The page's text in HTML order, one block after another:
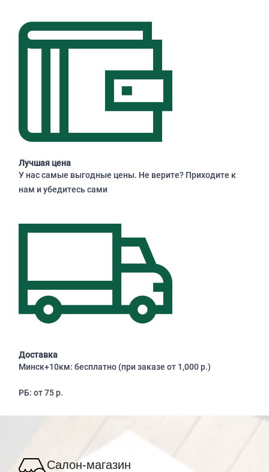
Лучшая цена
У нас самые выгодные цены. Не верите? Приходите к
нам и убедитесь сами
Доставка
Минск+10км: бесплатно (при заказе от 1,000 р.)
РБ: от 75 р.
Салон-магазин